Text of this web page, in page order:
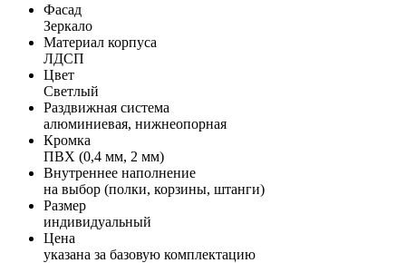
Фасад
Зеркало
Материал корпуса
ЛДСП
Цвет
Светлый
Раздвижная система
алюминиевая, нижнеопорная
Кромка
ПВХ (0,4 мм, 2 мм)
Внутреннее наполнение
на выбор (полки, корзины, штанги)
Размер
индивидуальный
Цена
указана за базовую комплектацию